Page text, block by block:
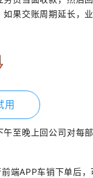
如果交账周期延长，
用
至晚上回公司对每
端APP车销下单后